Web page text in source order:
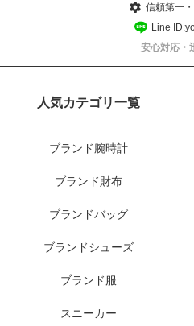
信頼第一
Line
安心対応・
人気カテゴリ一覧
ブランド腕時計
ブランド財布
ブランドバッグ
ブランドシューズ
ブランド服
スニーカー